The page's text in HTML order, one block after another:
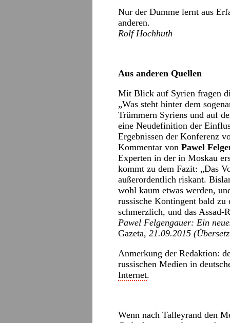
Nur der Dumme lernt aus
anderen.
Rolf Hochhuth
Aus anderen Quellen
Mit Blick auf Syrien fragen
„Was steht hinter dem
Trümmern Syriens und auf
eine Neudefinition der
Ergebnissen der Konferenz
Kommentar von Pawel
Experten in der in Moskau
kommt zu dem Fazit: „Das
außerordentlich riskant.
wohl kaum etwas werden,
russische Kontingent bald zu
schmerzlich, und das
Pawel Felgengauer: Ein
Gazeta, 21.09.2015
Anmerkung der Redaktion:
russischen Medien in
Internet.
Wenn nach Talleyrand den